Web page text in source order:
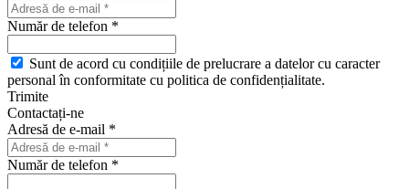
Număr de telefon *
Sunt de acord cu condițiile de prelucrare a datelor cu caracter
personal în conformitate cu politica de confidențialitate.
Trimite
Contactați-ne
Adresă de e-mail *
Număr de telefon *